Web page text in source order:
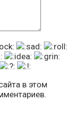
в этом